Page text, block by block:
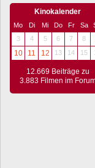
Kinokalender
Mo Di Mi Do Fr Sa
3
4 5 6 7 8
10
11 12 13 14 15
12.669 Beiträge zu
3.883 Filmen im